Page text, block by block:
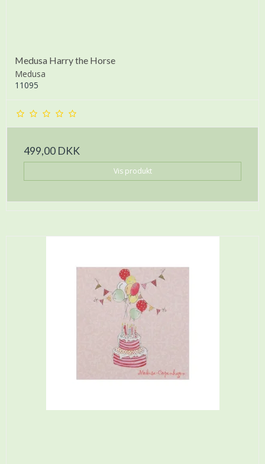
Medusa Harry the Horse
Medusa
11095
499,00 DKK
Vis produkt